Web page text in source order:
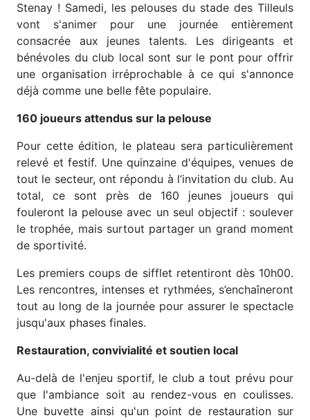
Stenay ! Samedi, les pelouses du stade des Tilleuls
vont s'animer pour une journée entièrement
consacrée aux jeunes talents. Les dirigeants et
bénévoles du club local sont sur le pont pour offrir
une organisation irréprochable à ce qui s'annonce
déjà comme une belle fête populaire.
160 joueurs attendus sur la pelouse
Pour cette édition, le plateau sera particulièrement
relevé et festif. Une quinzaine d'équipes, venues de
tout le secteur, ont répondu à l’invitation du club. Au
total, ce sont près de 160 jeunes joueurs qui
fouleront la pelouse avec un seul objectif : soulever
le trophée, mais surtout partager un grand moment
de sportivité.
Les premiers coups de sifflet retentiront dès 10h00.
Les rencontres, intenses et rythmées, s’enchaîneront
tout au long de la journée pour assurer le spectacle
jusqu'aux phases finales.
Restauration, convivialité et soutien local
Au-delà de l'enjeu sportif, le club a tout prévu pour
que l'ambiance soit au rendez-vous en coulisses.
Une buvette ainsi qu'un point de restauration sur